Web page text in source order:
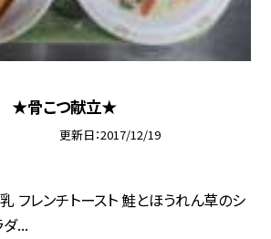
★骨こつ献立★
更新日 2017/12/19
レンチトースト 鮭とほうれん草のシ
...